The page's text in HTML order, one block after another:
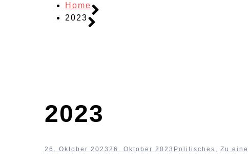
Home
2023
2023
26. Oktober 2023 26. Oktober 2023 Politisches , Zu